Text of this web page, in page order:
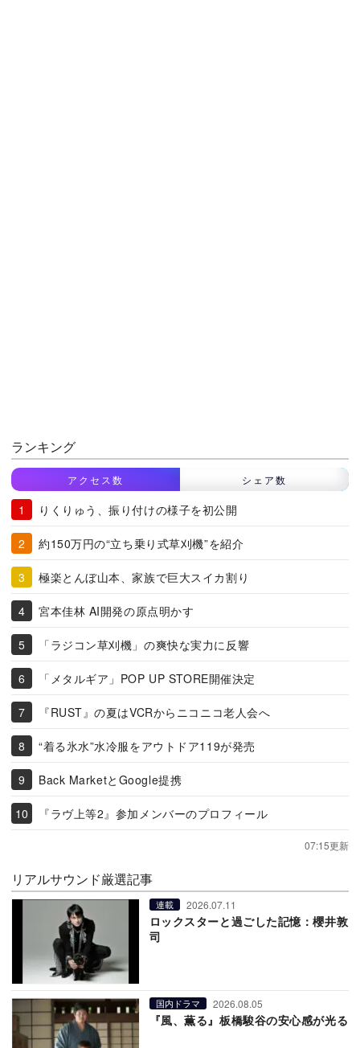
ランキング
アクセス数 シェア数
りくりゅう、振り付けの様子を初公開
約150万円の“立ち乗り式草刈機”を紹介
極楽とんぼ山本、家族で巨大スイカ割り
宮本佳林 AI開発の原点明かす
「ラジコン草刈機」の爽快な実力に反響
「メタルギア」POP UP STORE開催決定
『RUST』の夏はVCRからニコニコ老人会へ
“着る氷水”水冷服をアウトドア119が発売
Back MarketとGoogle提携
『ラヴ上等2』参加メンバーのプロフィール
07:15更新
リアルサウンド厳選記事
連載 2026.07.11
ロックスターと過ごした記憶：櫻井敦
司
国内ドラマ 2026.08.05
『風、薫る』板橋駿谷の安心感が光る